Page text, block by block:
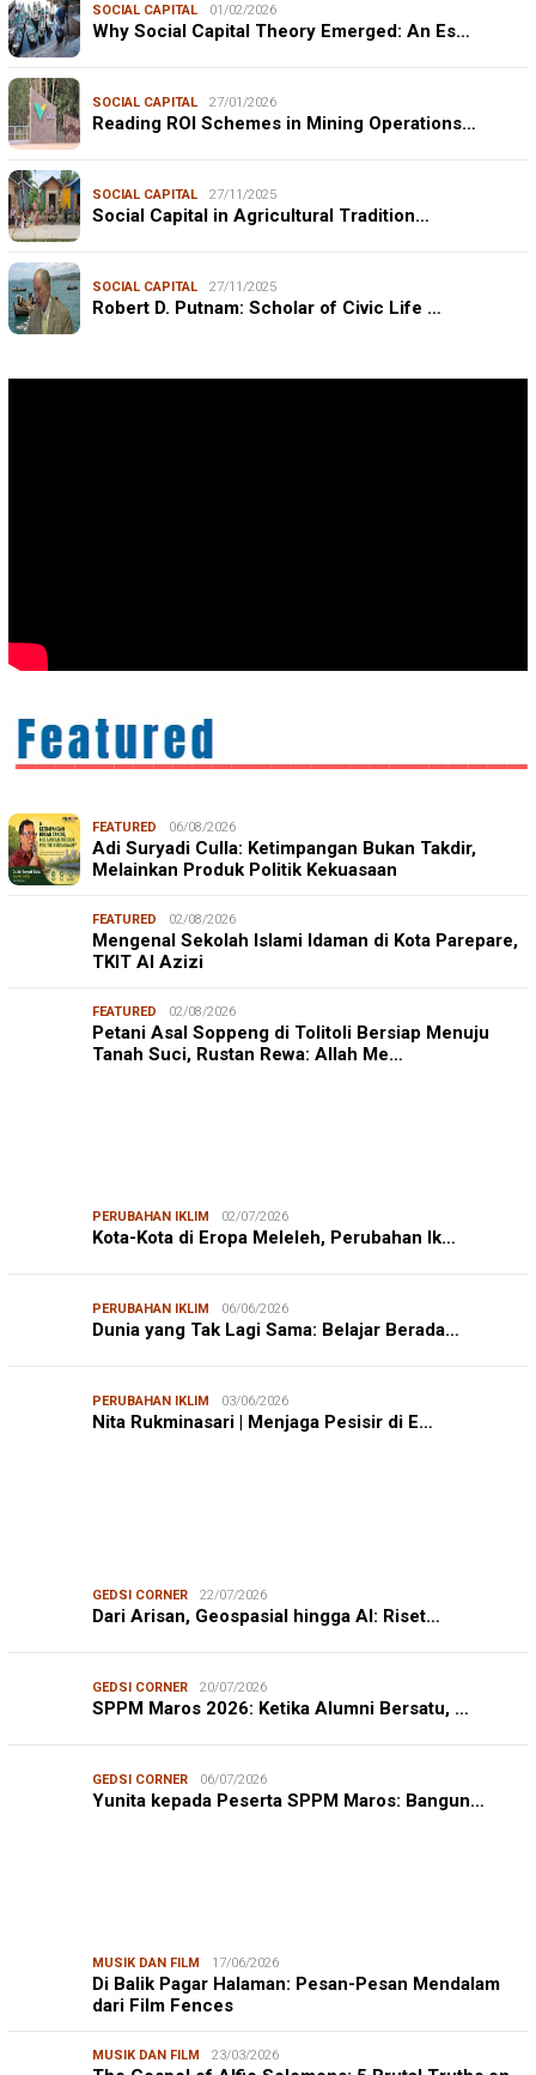
SOCIAL CAPITAL 01/02/2026
Why Social Capital Theory Emerged: An Es…
SOCIAL CAPITAL 27/01/2026
Reading ROI Schemes in Mining Operations…
SOCIAL CAPITAL 27/11/2025
Social Capital in Agricultural Tradition…
SOCIAL CAPITAL 27/11/2025
Robert D. Putnam: Scholar of Civic Life …
FEATURED 06/08/2026
Adi Suryadi Culla: Ketimpangan Bukan Takdir,
Melainkan Produk Politik Kekuasaan
FEATURED 02/08/2026
Mengenal Sekolah Islami Idaman di Kota Parepare,
TKIT Al Azizi
FEATURED 02/08/2026
Petani Asal Soppeng di Tolitoli Bersiap Menuju
Tanah Suci, Rustan Rewa: Allah Me…
PERUBAHAN IKLIM 02/07/2026
Kota-Kota di Eropa Meleleh, Perubahan Ik…
PERUBAHAN IKLIM 06/06/2026
Dunia yang Tak Lagi Sama: Belajar Berada…
PERUBAHAN IKLIM 03/06/2026
Nita Rukminasari | Menjaga Pesisir di E…
GEDSI CORNER 22/07/2026
Dari Arisan, Geospasial hingga AI: Riset…
GEDSI CORNER 20/07/2026
SPPM Maros 2026: Ketika Alumni Bersatu, …
GEDSI CORNER 06/07/2026
Yunita kepada Peserta SPPM Maros: Bangun…
MUSIK DAN FILM 17/06/2026
Di Balik Pagar Halaman: Pesan-Pesan Mendalam
dari Film Fences
MUSIK DAN FILM 23/03/2026